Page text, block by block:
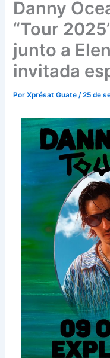
Danny
“Tour
junto a
invitada
PorXprésat Guate/25 de